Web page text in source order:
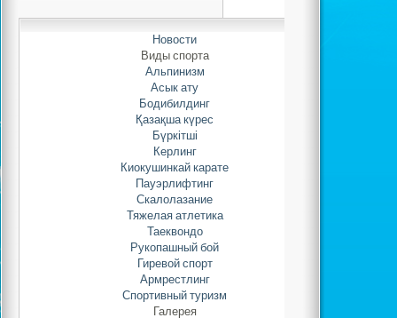
Новости
Виды спорта
Альпинизм
Асык ату
Бодибилдинг
Қазақша күрес
Бүркітші
Керлинг
Киокушинкай карате
Пауэрлифтинг
Скалолазание
Тяжелая атлетика
Таеквондо
Рукопашный бой
Гиревой спорт
Армрестлинг
Спортивный туризм
Галерея